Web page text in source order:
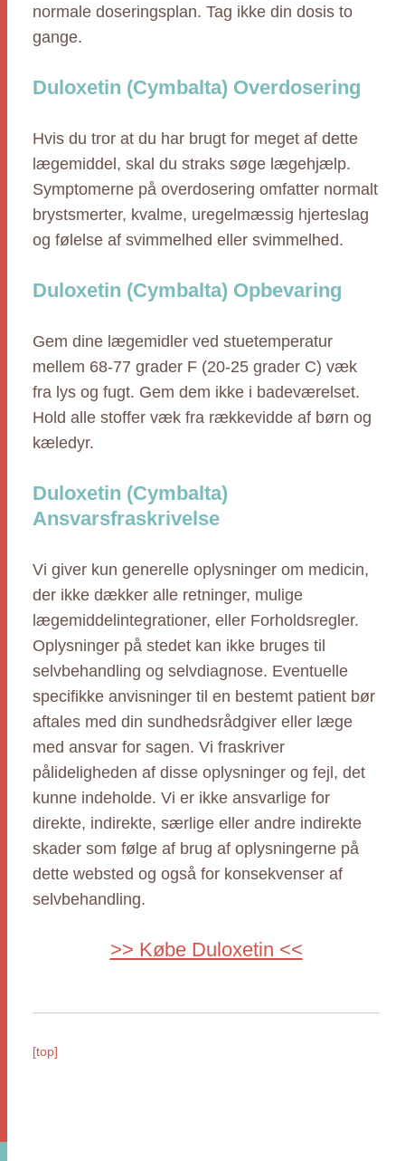
normale doseringsplan. Tag ikke din dosis to
gange.
Duloxetin (Cymbalta) Overdosering
Hvis du tror at du har brugt for meget af dette
lægemiddel, skal du straks søge lægehjælp.
Symptomerne på overdosering omfatter normalt
brystsmerter, kvalme, uregelmæssig hjerteslag
og følelse af svimmelhed eller svimmelhed.
Duloxetin (Cymbalta) Opbevaring
Gem dine lægemidler ved stuetemperatur
mellem 68-77 grader F (20-25 grader C) væk
fra lys og fugt. Gem dem ikke i badeværelset.
Hold alle stoffer væk fra rækkevidde af børn og
kæledyr.
Duloxetin (Cymbalta)
Ansvarsfraskrivelse
Vi giver kun generelle oplysninger om medicin,
der ikke dækker alle retninger, mulige
lægemiddelintegrationer, eller Forholdsregler.
Oplysninger på stedet kan ikke bruges til
selvbehandling og selvdiagnose. Eventuelle
specifikke anvisninger til en bestemt patient bør
aftales med din sundhedsrådgiver eller læge
med ansvar for sagen. Vi fraskriver
pålideligheden af disse oplysninger og fejl, det
kunne indeholde. Vi er ikke ansvarlige for
direkte, indirekte, særlige eller andre indirekte
skader som følge af brug af oplysningerne på
dette websted og også for konsekvenser af
selvbehandling.
>> Købe Duloxetin <<
[top]